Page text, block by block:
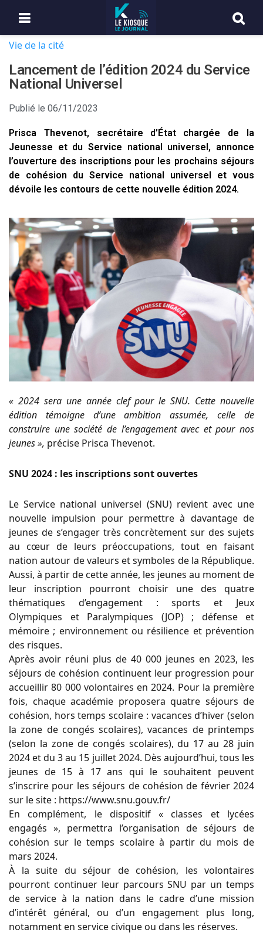
Vie de la cité
Lancement de l’édition 2024 du Service
National Universel
Publié le 06/11/2023
Prisca Thevenot, secrétaire d’État chargée de la
Jeunesse et du Service national universel, annonce
l’ouverture des inscriptions pour les prochains séjours
de cohésion du Service national universel et vous
dévoile les contours de cette nouvelle édition 2024.
« 2024 sera une année clef pour le SNU. Cette nouvelle
édition témoigne d’une ambition assumée, celle de
construire une société de l’engagement avec et pour nos
jeunes », précise Prisca Thevenot.
SNU 2024 : les inscriptions sont ouvertes
Le Service national universel (SNU) revient avec une
nouvelle impulsion pour permettre à davantage de
jeunes de s’engager très concrètement sur des sujets
au cœur de leurs préoccupations, tout en faisant
nation autour de valeurs et symboles de la République.
Aussi, à partir de cette année, les jeunes au moment de
leur inscription pourront choisir une des quatre
thématiques d’engagement : sports et Jeux
Olympiques et Paralympiques (JOP) ; défense et
mémoire ; environnement ou résilience et prévention
des risques.
Après avoir réuni plus de 40 000 jeunes en 2023, les
séjours de cohésion continuent leur progression pour
accueillir 80 000 volontaires en 2024. Pour la première
fois, chaque académie proposera quatre séjours de
cohésion, hors temps scolaire : vacances d’hiver (selon
la zone de congés scolaires), vacances de printemps
(selon la zone de congés scolaires), du 17 au 28 juin
2024 et du 3 au 15 juillet 2024. Dès aujourd’hui, tous les
jeunes de 15 à 17 ans qui le souhaitent peuvent
s’inscrire pour les séjours de cohésion de février 2024
sur le site : https://www.snu.gouv.fr/
En complément, le dispositif « classes et lycées
engagés », permettra l’organisation de séjours de
cohésion sur le temps scolaire à partir du mois de
mars 2024.
À la suite du séjour de cohésion, les volontaires
pourront continuer leur parcours SNU par un temps
de service à la nation dans le cadre d’une mission
d’intérêt général, ou d’un engagement plus long,
notamment en service civique ou dans les réserves.